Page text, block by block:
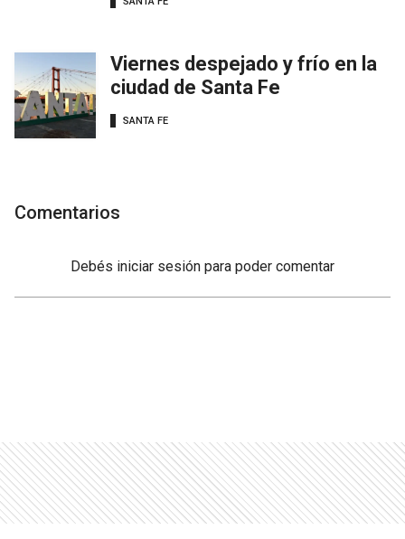
Viernes despejado y frío en la
ciudad de Santa Fe
SANTA FE
Comentarios
Debés iniciar sesión para poder comentar